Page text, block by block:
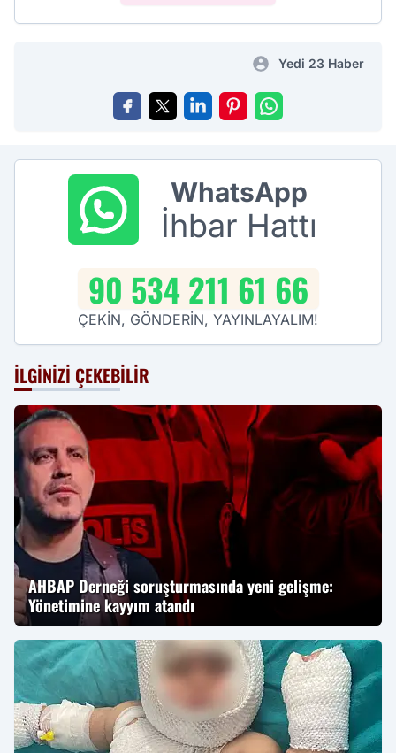
Yedi 23 Haber
WhatsApp
İhbar Hattı
90 534 211 61 66
ÇEKİN, GÖNDERİN, YAYINLAYALIM!
İLGINIZI ÇEKEBILIR
AHBAP Derneği soruşturmasında yeni gelişme:
Yönetimine kayyım atandı